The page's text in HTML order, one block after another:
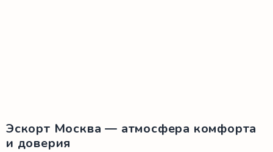
Эскорт Москва — атмосфера комфорта
и доверия